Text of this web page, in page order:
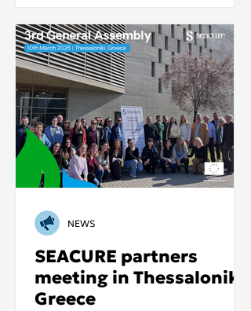
SEACURE partners
meeting in Thessaloniki,
Greece
NEWS